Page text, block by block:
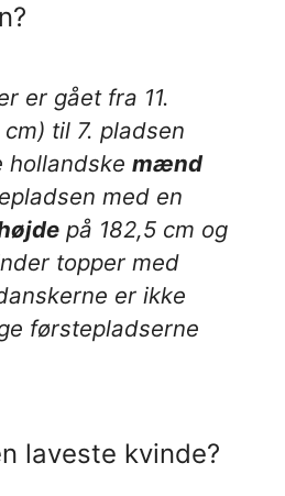
er gået fra 11.
cm) til 7. pladsen
hollandske mænd
med en
på 182,5 cm og
topper med
er ikke
førstepladserne
laveste kvinde?